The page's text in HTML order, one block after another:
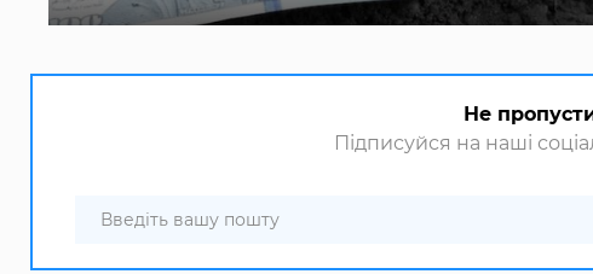
Не
Підписуйся на наші